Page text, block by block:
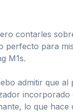
contarles
perfecto para
M1s.
admitir que
lo que